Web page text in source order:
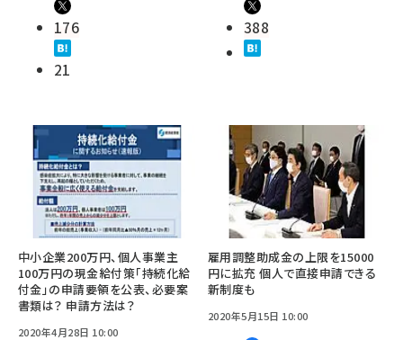
176
21
388
中小企業200万円、個人事業主
100万円の現金給付策「持続化給
付金」の申請要領を公表、必要案
書類は？ 申請方法は？
2020年4月28日 10:00
雇用調整助成金の上限を15000
円に拡充 個人で直接申請できる
新制度も
2020年5月15日 10:00